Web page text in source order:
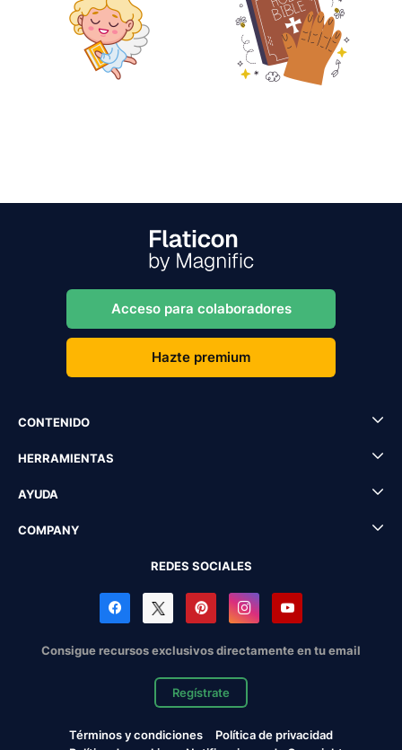
Acceso para colaboradores
Hazte premium
CONTENIDO
HERRAMIENTAS
AYUDA
COMPANY
REDES SOCIALES
Consigue recursos exclusivos directamente en tu email
Regístrate
Términos y condiciones
Política de privacidad